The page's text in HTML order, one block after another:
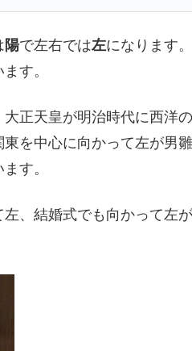
陽で左右では左になります
す。
正天皇が明治時代に西洋
を中心に向かって左が男
す。
、結婚式でも向かって左